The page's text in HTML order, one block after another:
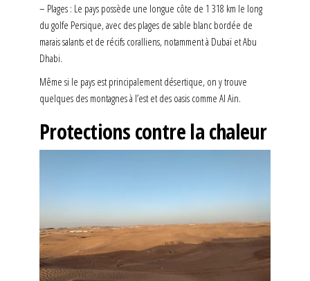
– Plages : Le pays possède une longue côte de 1 318 km le long
du golfe Persique, avec des plages de sable blanc bordée de
marais salants et de récifs coralliens, notamment à Dubaï et Abu
Dhabi.
Même si le pays est principalement désertique, on y trouve
quelques des montagnes à l’est et des oasis comme Al Ain.
Protections contre la chaleur